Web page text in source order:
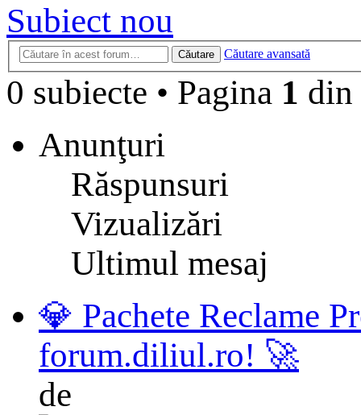
Subiect nou
Căutare Căutare avansată
0 subiecte • Pagina 1 din
Anunţuri
Răspunsuri
Vizualizări
Ultimul mesaj
💎 Pachete Reclame
forum.diliul.ro! 🚀
de